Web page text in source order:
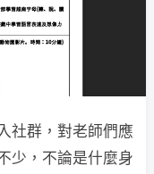
社群，對老師們應
少，不論是什麼身